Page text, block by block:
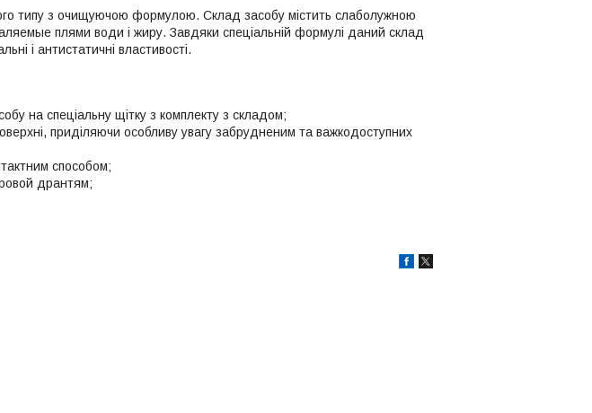
типу з очищуючою формулою. Склад засобу містить слаболужною
плями води і жиру. Завдяки спеціальній формулі даний склад
і антистатичні властивості.
на спеціальну щітку з комплекту з складом;
приділяючи особливу увагу забрудненим та важкодоступних
способом;
дрантям;